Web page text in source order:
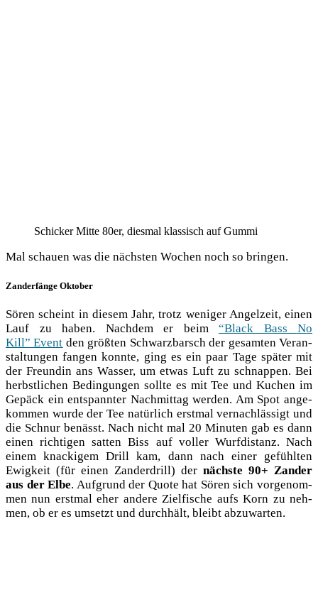
Schi­cker Mit­te 80er, dies­mal klas­sisch auf Gummi
Mal schau­en was die nächs­ten Wochen noch so bringen.
Zanderfänge Oktober
Sören scheint in die­sem Jahr, trotz weni­ger Angel­zeit, einen
Lauf zu haben. Nach­dem er beim “Black Bass No
Kill” Event den größ­ten Schwarz­barsch der gesam­ten Ver­an­
stal­tun­gen fan­gen konn­te, ging es ein paar Tage spä­ter mit
der Freun­din ans Was­ser, um etwas Luft zu schnap­pen. Bei
herbst­li­chen Bedin­gun­gen soll­te es mit Tee und Kuchen im
Gepäck ein ent­spann­ter Nach­mit­tag wer­den. Am Spot ange­
kom­men wur­de der Tee natür­lich erst­mal ver­nach­läs­sigt und
die Schnur benässt. Nach nicht mal 20 Minu­ten gab es dann
einen rich­ti­gen sat­ten Biss auf vol­ler Wurf­di­stanz. Nach
einem kna­cki­gem Drill kam, dann nach einer gefühl­ten
Ewig­keit (für einen Zan­der­drill) der nächs­te 90+ Zan­der
aus der Elbe. Auf­grund der Quo­te hat Sören sich vor­ge­nom­
men nun erst­mal eher ande­re Ziel­fi­sche aufs Korn zu neh­
men, ob er es umsetzt und durch­hält, bleibt abzuwarten.